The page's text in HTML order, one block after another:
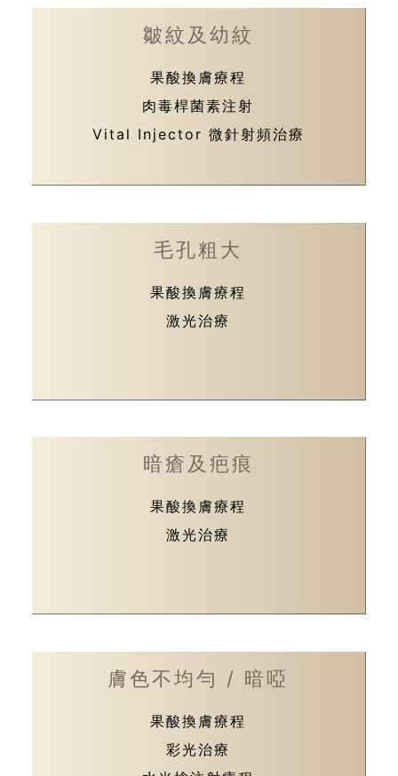
皺紋及幼紋
果酸換膚療程
肉毒桿菌素注射
Vital Injector 微針射頻治療
毛孔粗大
果酸換膚療程
激光治療
暗瘡及疤痕
果酸換膚療程
激光治療
膚色不均勻 / 暗啞
果酸換膚療程
彩光治療